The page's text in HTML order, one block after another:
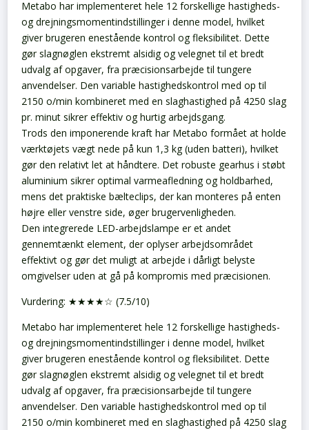
Metabo har implementeret hele 12 forskellige hastigheds-
og drejningsmomentindstillinger i denne model, hvilket
giver brugeren enestående kontrol og fleksibilitet. Dette
gør slagnøglen ekstremt alsidig og velegnet til et bredt
udvalg af opgaver, fra præcisionsarbejde til tungere
anvendelser. Den variable hastighedskontrol med op til
2150 o/min kombineret med en slaghastighed på 4250 slag
pr. minut sikrer effektiv og hurtig arbejdsgang.
Trods den imponerende kraft har Metabo formået at holde
værktøjets vægt nede på kun 1,3 kg (uden batteri), hvilket
gør den relativt let at håndtere. Det robuste gearhus i støbt
aluminium sikrer optimal varmeafledning og holdbarhed,
mens det praktiske bælteclips, der kan monteres på enten
højre eller venstre side, øger brugervenligheden.
Den integrerede LED-arbejdslampe er et andet
gennemtænkt element, der oplyser arbejdsområdet
effektivt og gør det muligt at arbejde i dårligt belyste
omgivelser uden at gå på kompromis med præcisionen.
Vurdering: ★★★★☆ (7.5/10)
Metabo har implementeret hele 12 forskellige hastigheds-
og drejningsmomentindstillinger i denne model, hvilket
giver brugeren enestående kontrol og fleksibilitet. Dette
gør slagnøglen ekstremt alsidig og velegnet til et bredt
udvalg af opgaver, fra præcisionsarbejde til tungere
anvendelser. Den variable hastighedskontrol med op til
2150 o/min kombineret med en slaghastighed på 4250 slag